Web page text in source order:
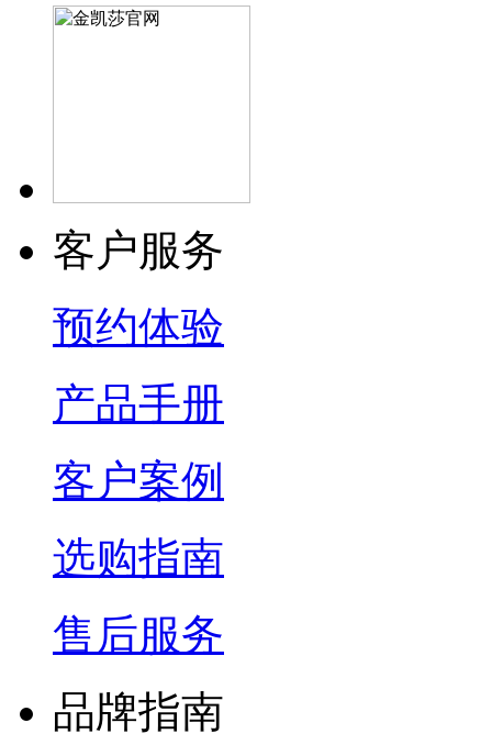
客户服务
预约体验
产品手册
客户案例
选购指南
售后服务
品牌指南